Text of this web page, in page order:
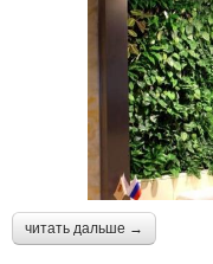
читать дальше →